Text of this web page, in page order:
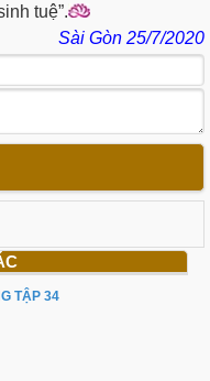
tuệ”.
Sài Gòn 25/7/2020
TẬP 34